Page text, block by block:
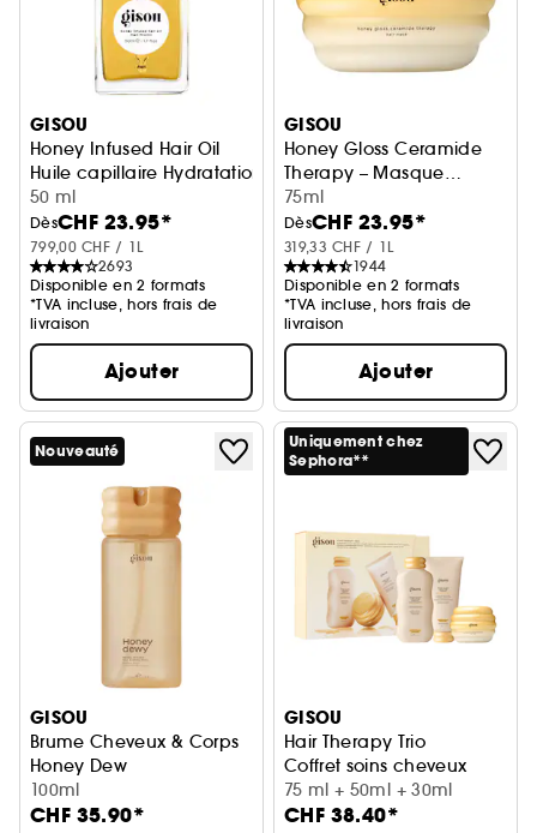
GISOU
Honey Infused Hair Oil
Huile capillaire Hydratation et Brillance
50 ml
DèsCHF 23.95*
799,00 CHF / 1L
2693
Disponible en 2 formats
*TVA incluse, hors frais de
livraison
Ajouter
GISOU
Honey Gloss Ceramide
Therapy – Masque
cheveux
75ml
DèsCHF 23.95*
319,33 CHF / 1L
1944
Disponible en 2 formats
*TVA incluse, hors frais de
livraison
Ajouter
Nouveauté
GISOU
Brume Cheveux & Corps
Honey Dew
100ml
CHF 35.90*
Uniquement chez
Sephora**
GISOU
Hair Therapy Trio
Coffret soins cheveux
75 ml + 50ml + 30ml
CHF 38.40*